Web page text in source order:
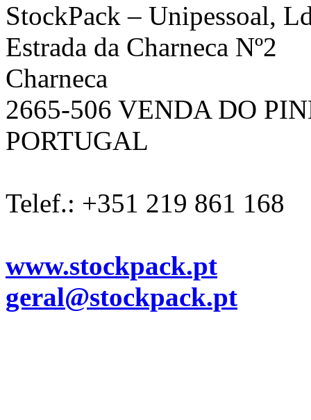
StockPack – Unipessoal,
Estrada da Charneca Nº2
Charneca
2665-506 VENDA DO
PORTUGAL
Telef.: +351 219 861 168
www.stockpack.pt
geral@stockpack.pt